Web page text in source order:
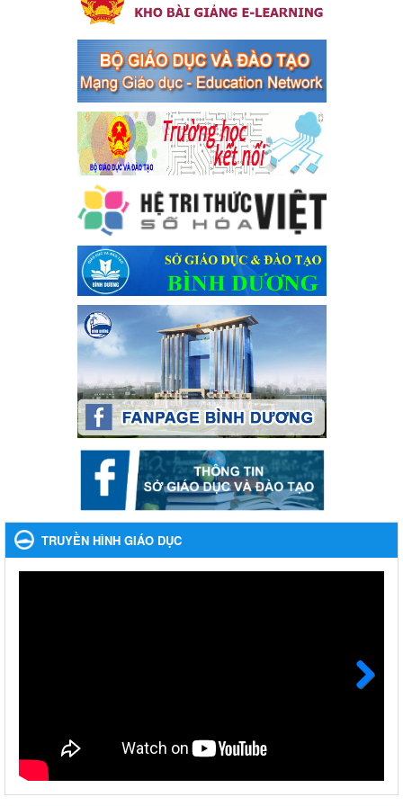
Kế hoạch thực hiện Chỉ thị số 16/CT-TTg ngày 27/05/2023 của
phạm, vi phạm pháp luật liên quan đến hoạt động tổ chức đánh
bạc và đánh bạc
Ngày ban hành: 04/03/2024
Kế hoạch Tổ chức Hội trại truyền thống học sinh thị xã Bến
Cát Lần thứ VIII, năm học 2023-2024
Kế hoạch Tổ chức Hội trại truyền thống học sinh thị xã Bến Cát
Lần thứ VIII, năm học 2023-2024
Ngày ban hành: 28/12/2023
Phối hợp rà soát nhu cầu tiêm vắc xin phòng Covid 19
Phối hợp rà soát nhu cầu tiêm vắc xin phòng Covid 19
Ngày ban hành: 22/11/2023
Phát động, triển khai Cuộc thi " An toàn giao thông cho nụ
cười ngày mai" dành cho học sinh và giáo viên trung học
năm học 2023-2024
Phát động, triển khai Cuộc thi " An toàn giao thông cho nụ cười
ngày mai" dành cho học sinh và giáo viên trung học năm học
Ngày ban hành: 22/11/2023
Nhắc nhỡ thực hiện thanh toán không dùng tiền mặt các
khoản thu trong nhà trường năm học 2023-2024 và các năm
Nhắc nhỡ thực hiện thanh toán không dùng tiền mặt các khoản
thu trong nhà trường năm học 2023-2024 và các năm tiếp theo
Ngày ban hành: 27/09/2023
bổng, hỗ trợ của Chương trình "Tiếp sức đến trường" năm
Ngày ban hành: 22/08/2023
Triển khai Kế hoạch Triển khai các hoạt động hưởng ứng
TRUYỀN HÌNH GIÁO DỤC